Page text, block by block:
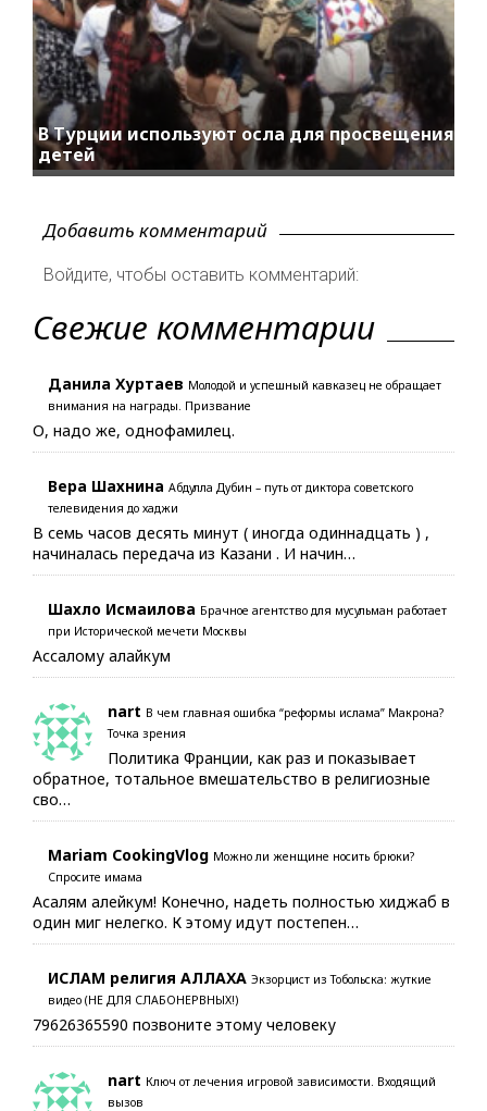
В Турции используют осла для просвещения
детей
Добавить комментарий
Войдите, чтобы оставить комментарий:
Свежие комментарии
Данила Хуртаев Молодой и успешный кавказец не обращает
внимания на награды. Призвание
О, надо же, однофамилец.
Вера Шахнина Абдулла Дубин – путь от диктора советского
телевидения до хаджи
В семь часов десять минут ( иногда одиннадцать ) ,
начиналась передача из Казани . И начин…
Шахло Исмаилова Брачное агентство для мусульман работает
при Исторической мечети Москвы
Ассалому алайкум
nart В чем главная ошибка “реформы ислама” Макрона?
Точка зрения
Политика Франции, как раз и показывает
обратное, тотальное вмешательство в религиозные
сво…
Mariam CookingVlog Можно ли женщине носить брюки?
Спросите имама
Асалям алейкум! Конечно, надеть полностью хиджаб в
один миг нелегко. К этому идут постепен…
ИСЛАМ религия АЛЛАХА Экзорцист из Тобольска: жуткие
видео (НЕ ДЛЯ СЛАБОНЕРВНЫХ!)
79626365590 позвоните этому человеку
nart Ключ от лечения игровой зависимости. Входящий
вызов